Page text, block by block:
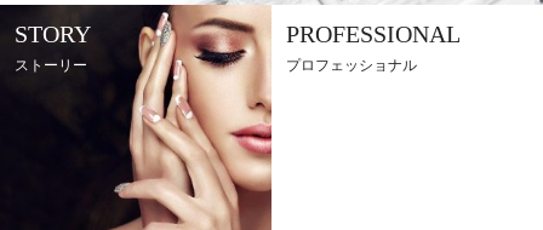
STORY
ストーリー
PROFESSIONAL
プロフェッショナル